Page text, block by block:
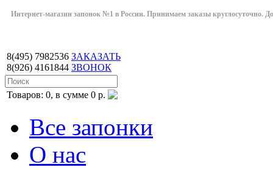
Интернет-магазин запонок №1 в России. Принимаем заказы круглосуточно.
8(495) 7982536
8(926) 4161844
ЗАКАЗАТЬ
ЗВОНОК
Товаров: 0, в сумме 0 р.
Все запонки
О нас